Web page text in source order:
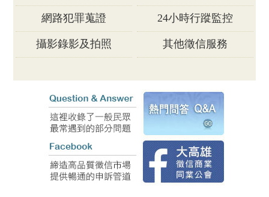
網路犯罪蒐證 24小時行蹤監控
攝影錄影及拍照 其他徵信服務